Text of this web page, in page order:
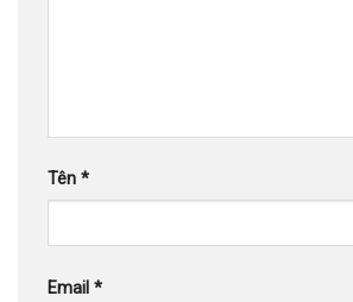
Tên *
Email *